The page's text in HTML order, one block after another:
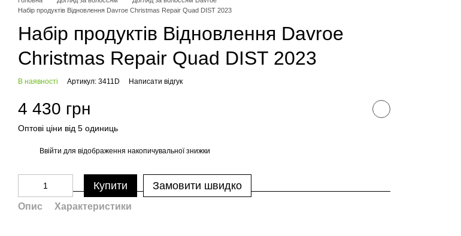
Набір продуктів Відновлення Davroe Christmas Repair Quad DIST 2023
Набір продуктів Відновлення Davroe
Christmas Repair Quad DIST 2023
В наявності Артикул: 3411D Написати відгук
4 430 грн
Оптові ціни від 5 одиниць
Ввійти для відображення накопичувальної знижки
Купити Замовити швидко
Опис Характеристики